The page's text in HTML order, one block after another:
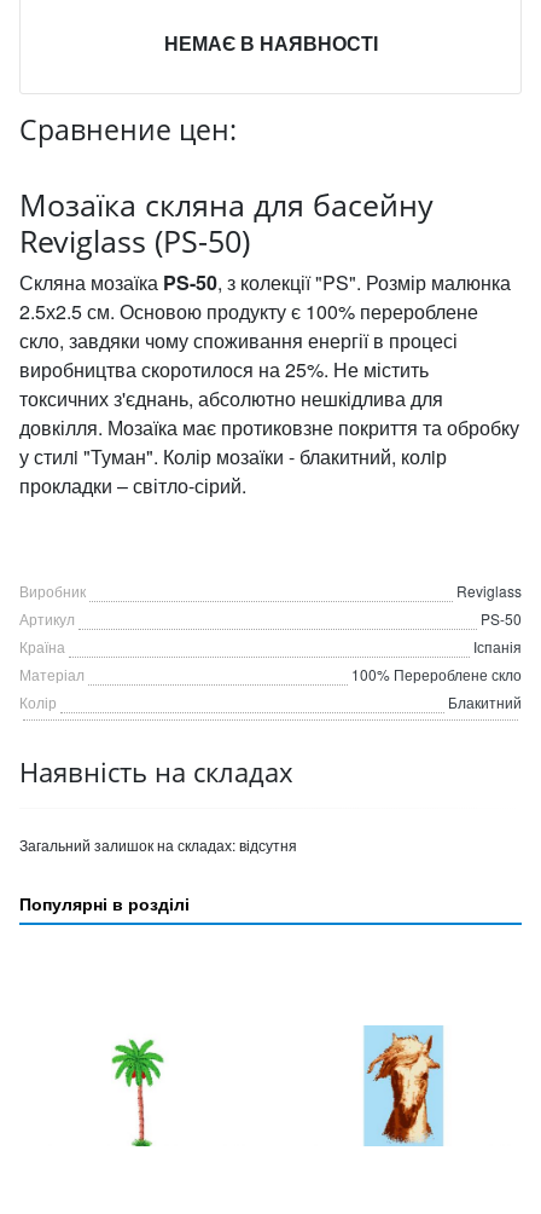
НЕМАЄ В НАЯВНОСТІ
Сравнение цен:
Мозаїка скляна для басейну
Reviglass (PS-50)
Скляна мозаїка PS-50, з колекції "PS". Розмір малюнка
2.5х2.5 см. Основою продукту є 100% перероблене
скло, завдяки чому споживання енергії в процесі
виробництва скоротилося на 25%. Не містить
токсичних з'єднань, абсолютно нешкідлива для
довкілля. Мозаїка має протиковзне покриття та обробку
у стилi "Туман". Колір мозаїки - блакитний, колiр
прокладки – світло-сірий.
Виробник
Reviglass
Артикул
PS-50
Країна
Іспанія
Матеріал
100% Перероблене скло
Колір
Блакитний
Наявність на складах
Загальний залишок на складах:відсутня
Популярні в розділі